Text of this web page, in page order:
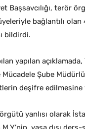
Başsavcılığı, terör
bağlantılı
bildirdi.
yapılan
Şube
deşifre
yanlısı olarak